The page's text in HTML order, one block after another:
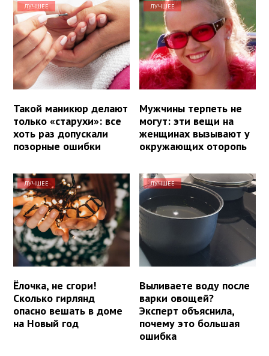
ЛУЧШЕЕ
Такой маникюр делают
только «старухи»: все
хоть раз допускали
позорные ошибки
ЛУЧШЕЕ
Мужчины терпеть не
могут: эти вещи на
женщинах вызывают у
окружающих оторопь
ЛУЧШЕЕ
Ёлочка, не сгори!
Сколько гирлянд
опасно вешать в доме
на Новый год
ЛУЧШЕЕ
Выливаете воду после
варки овощей?
Эксперт объяснила,
почему это большая
ошибка